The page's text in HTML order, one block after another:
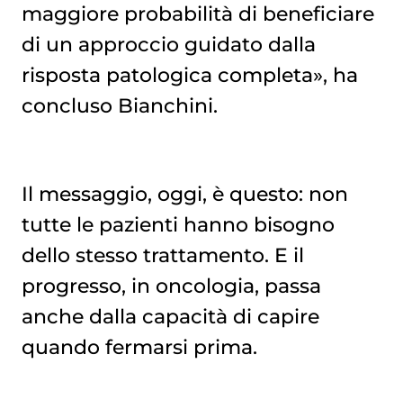
maggiore probabilità di beneficiare
di un approccio guidato dalla
risposta patologica completa», ha
concluso Bianchini.
Il messaggio, oggi, è questo: non
tutte le pazienti hanno bisogno
dello stesso trattamento. E il
progresso, in oncologia, passa
anche dalla capacità di capire
quando fermarsi prima.